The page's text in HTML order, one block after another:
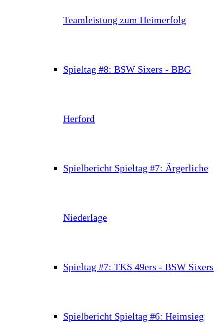
Teamleistung zum Heimerfolg
Spieltag #8: BSW Sixers - BBG
Herford
Spielbericht Spieltag #7: Ärgerliche
Niederlage
Spieltag #7: TKS 49ers - BSW Sixers
Spielbericht Spieltag #6: Heimsieg